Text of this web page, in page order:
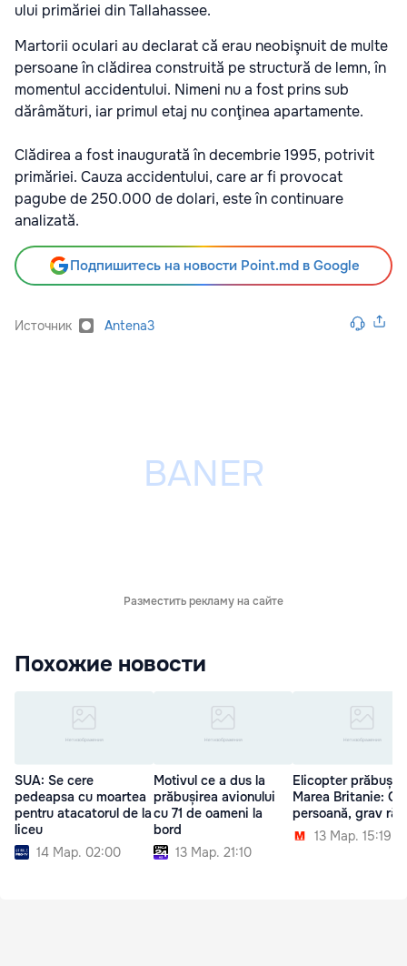
ului primăriei din Tallahassee.
Martorii oculari au declarat că erau neobişnuit de multe
persoane în clădirea construită pe structură de lemn, în
momentul accidentului. Nimeni nu a fost prins sub
dărâmături, iar primul etaj nu conţinea apartamente.
Clădirea a fost inaugurată în decembrie 1995, potrivit
primăriei. Cauza accidentului, care ar fi provocat
pagube de 250.000 de dolari, este în continuare
analizată.
Подпишитесь на новости Point.md в Google
Источник Antena3
Разместить рекламу на сайте
Похожие новости
SUA: Se cere
pedeapsa cu moartea
pentru atacatorul de la
liceu
14 Мар. 02:00
Motivul ce a dus la
prăbușirea avionului
cu 71 de oameni la
bord
13 Мар. 21:10
Elicopter prăbușit
Marea Britanie: O
persoană, grav
13 Мар. 15:19